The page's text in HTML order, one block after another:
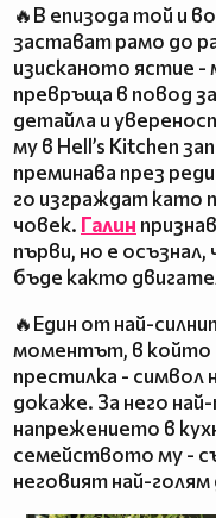
🔥В епизода той и
застават рамо до
изисканото ястие
превръща в повод
детайла и
му в Hell’s Kitchen
преминава през
го изграждат като
човек. Галин
първи, но е
бъде както
🔥Един от най-
моментът, в който
престилка - символ
докаже. За него
напрежението в
семейството му -
неговият най-голям